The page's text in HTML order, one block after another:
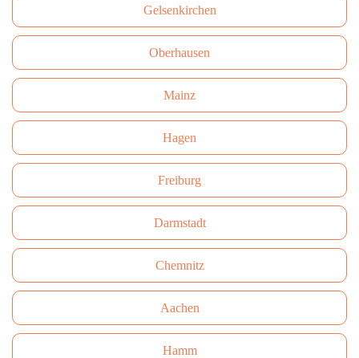
Gelsenkirchen
Oberhausen
Mainz
Hagen
Freiburg
Darmstadt
Сhemnitz
Aachen
Hamm